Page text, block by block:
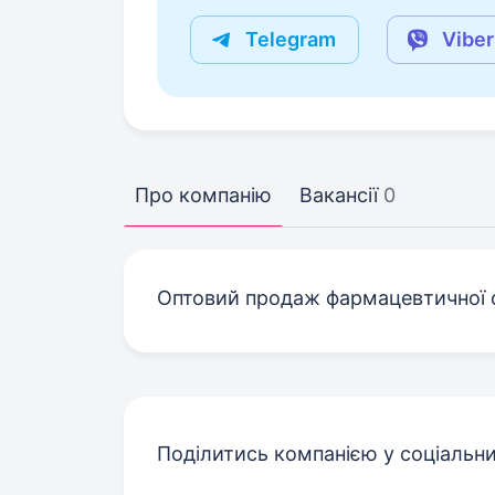
Telegram Viber
Про компанію Вакансії 0
Оптовий продаж фармацевтичної
Поділитись компанією у